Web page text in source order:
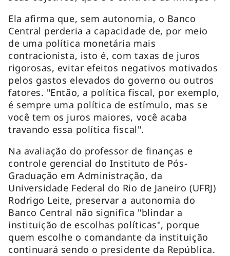
Ela afirma que, sem autonomia, o Banco
Central perderia a capacidade de, por meio
de uma política monetária mais
contracionista, isto é, com taxas de juros
rigorosas, evitar efeitos negativos motivados
pelos gastos elevados do governo ou outros
fatores. "Então, a política fiscal, por exemplo,
é sempre uma política de estímulo, mas se
você tem os juros maiores, você acaba
travando essa política fiscal".
Na avaliação do professor de finanças e
controle gerencial do Instituto de Pós-
Graduação em Administração, da
Universidade Federal do Rio de Janeiro (UFRJ)
Rodrigo Leite, preservar a autonomia do
Banco Central não significa "blindar a
instituição de escolhas políticas", porque
quem escolhe o comandante da instituição
continuará sendo o presidente da República.